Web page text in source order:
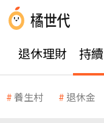
退休理財 持
養生村 退休金